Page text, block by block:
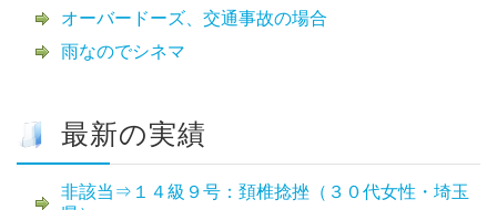
オーバードーズ、交通事故の場合
雨なのでシネマ
最新の実績
非該当⇒１４級９号：頚椎捻挫（３０代女性・埼玉